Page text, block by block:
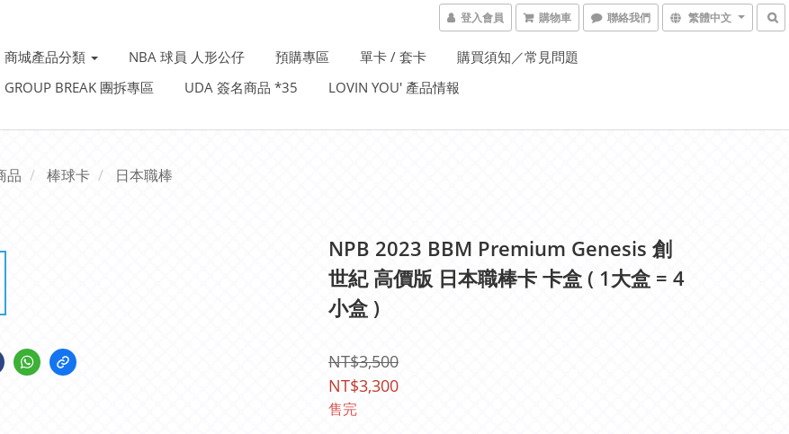
登入會員 購物車 聯絡我們 繁體中文
商城產品分類 NBA 球員 人形公仔 預購專區 單卡 / 套卡
購買須知／常見問題
GROUP BREAK 團拆專區
UDA 簽名商品 *35 LOVIN YOU' 產品情報
品 棒球卡 日本職棒
NPB 2023 BBM Premium Genesis 創
世紀 高價版 日本職棒卡 卡盒 ( 1大盒 = 4
小盒 )
NT$3,500
NT$3,300
售完